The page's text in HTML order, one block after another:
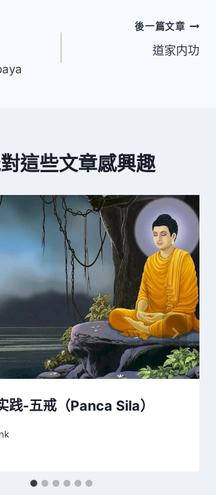
後一篇文章
道家内功
這些文章感興趣
践-五戒（Panca Sila）